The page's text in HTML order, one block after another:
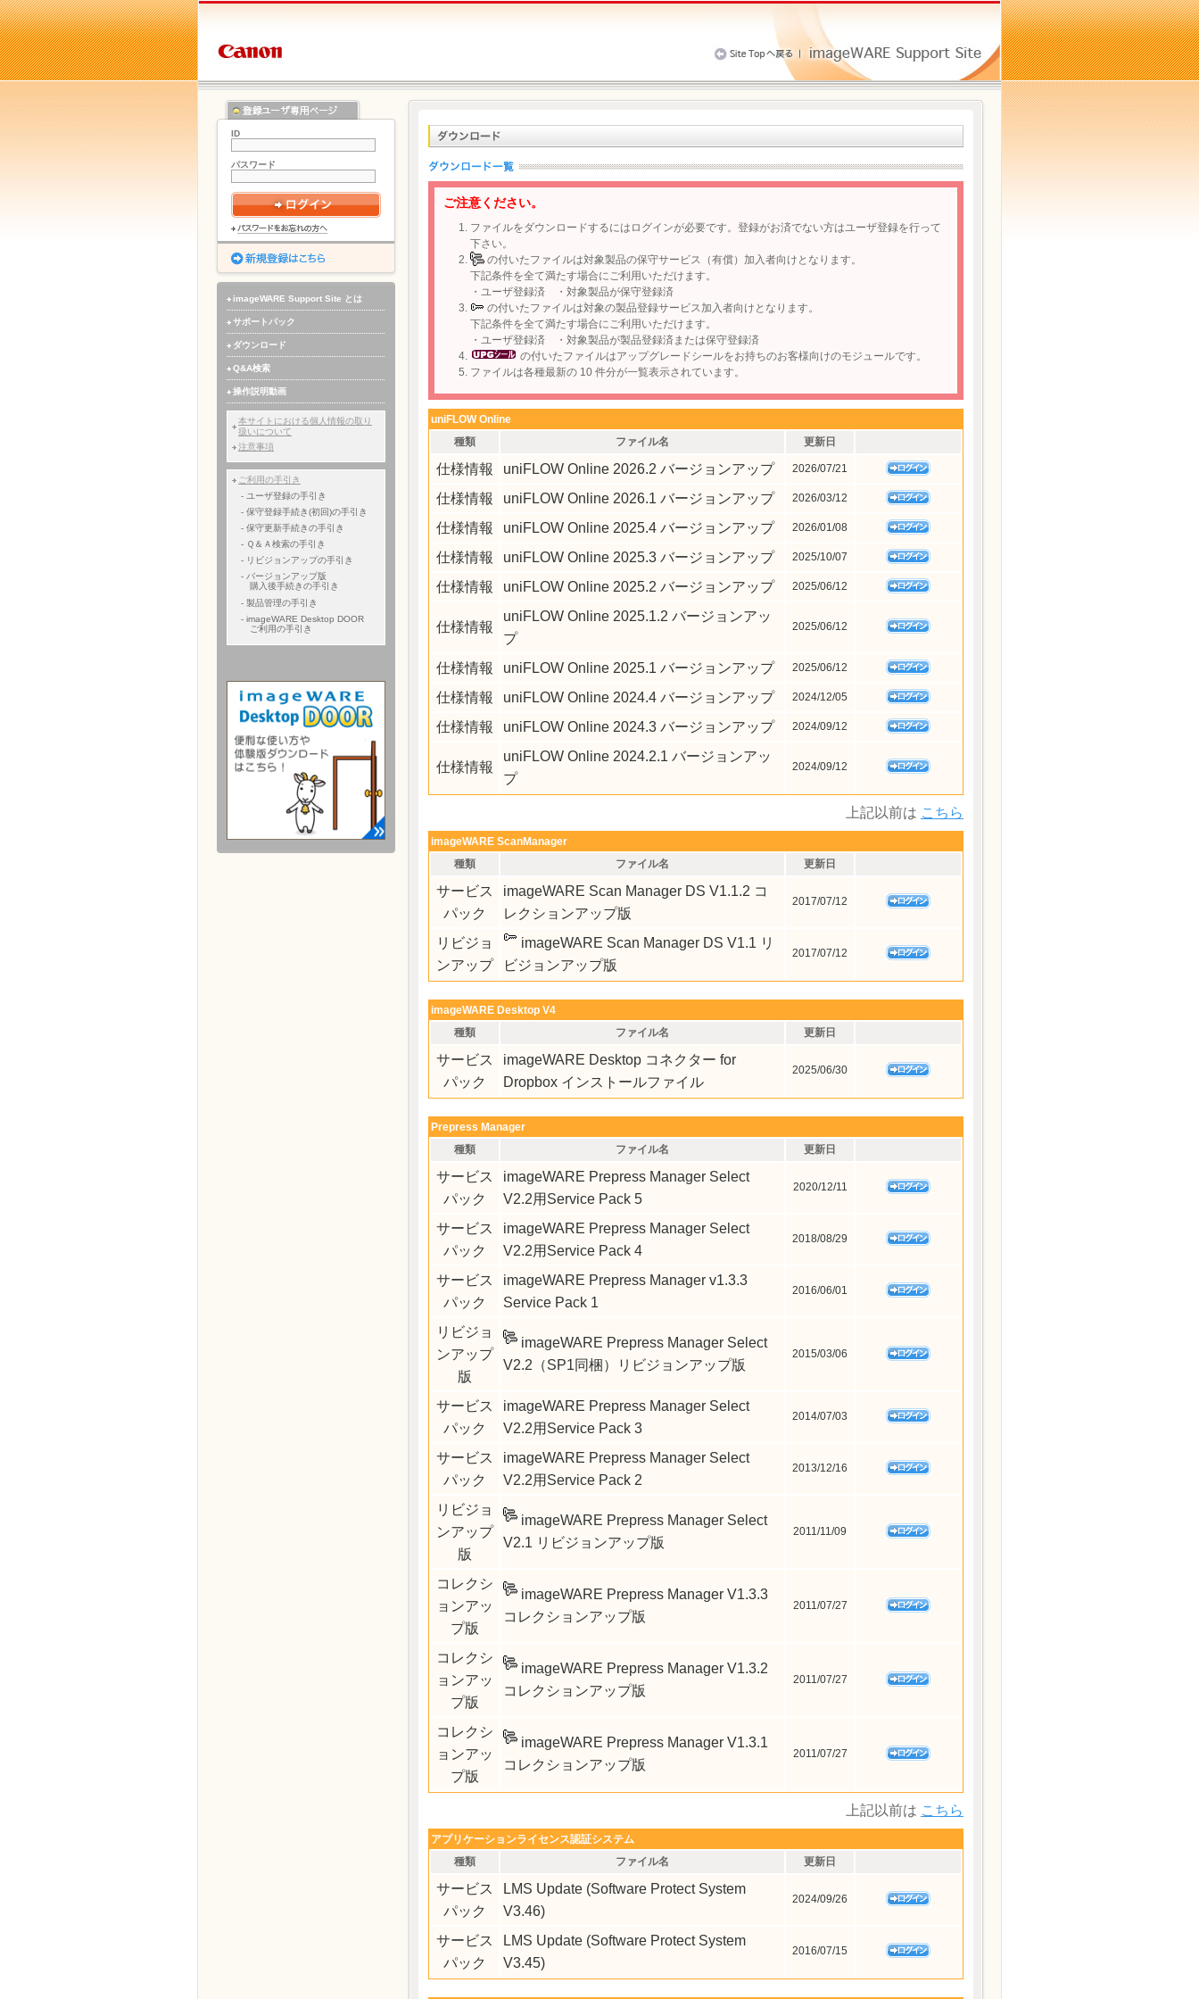
ID
パスワード
imageWARE Support Site とは
サポートパック
ダウンロード
Q&A検索
操作説明動画
本サイトにおける個人情報の取り
扱いについて
注意事項
ご利用の手引き
- ユーザ登録の手引き
- 保守登録手続き(初回)の手引き
- 保守更新手続きの手引き
- Ｑ＆Ａ検索の手引き
- リビジョンアップの手引き
- バージョンアップ版
購入後手続きの手引き
- 製品管理の手引き
- imageWARE Desktop DOOR
ご利用の手引き
ご注意ください。
ファイルをダウンロードするにはログインが必要です。登録がお済でない方はユーザ登録を行って
下さい。
の付いたファイルは対象製品の保守サービス（有償）加入者向けとなります。
下記条件を全て満たす場合にご利用いただけます。
・ユーザ登録済 ・対象製品が保守登録済
の付いたファイルは対象の製品登録サービス加入者向けとなります。
下記条件を全て満たす場合にご利用いただけます。
・ユーザ登録済 ・対象製品が製品登録済または保守登録済
の付いたファイルはアップグレードシールをお持ちのお客様向けのモジュールです。
ファイルは各種最新の 10 件分が一覧表示されています。
uniFLOW Online
種類
ファイル名 更新日
仕様情報 uniFLOW Online 2026.2 バージョンアップ 2026/07/21
仕様情報 uniFLOW Online 2026.1 バージョンアップ 2026/03/12
仕様情報 uniFLOW Online 2025.4 バージョンアップ 2026/01/08
仕様情報 uniFLOW Online 2025.3 バージョンアップ 2025/10/07
仕様情報 uniFLOW Online 2025.2 バージョンアップ 2025/06/12
仕様情報
uniFLOW Online 2025.1.2 バージョンアッ
プ
2025/06/12
仕様情報 uniFLOW Online 2025.1 バージョンアップ 2025/06/12
仕様情報 uniFLOW Online 2024.4 バージョンアップ 2024/12/05
仕様情報 uniFLOW Online 2024.3 バージョンアップ 2024/09/12
仕様情報
uniFLOW Online 2024.2.1 バージョンアッ
プ
2024/09/12
上記以前は こちら
imageWARE ScanManager
種類
ファイル名 更新日
サービス
パック
imageWARE Scan Manager DS V1.1.2 コ
レクションアップ版
2017/07/12
リビジョ
ンアップ
imageWARE Scan Manager DS V1.1 リ
ビジョンアップ版
2017/07/12
imageWARE Desktop V4
種類
ファイル名 更新日
サービス
パック
imageWARE Desktop コネクター for
Dropbox インストールファイル
2025/06/30
Prepress Manager
種類
ファイル名 更新日
サービス
パック
imageWARE Prepress Manager Select
V2.2用Service Pack 5
2020/12/11
サービス
パック
imageWARE Prepress Manager Select
V2.2用Service Pack 4
2018/08/29
サービス
パック
imageWARE Prepress Manager v1.3.3
Service Pack 1
2016/06/01
リビジョ
ンアップ
版
imageWARE Prepress Manager Select
V2.2（SP1同梱）リビジョンアップ版
2015/03/06
サービス
パック
imageWARE Prepress Manager Select
V2.2用Service Pack 3
2014/07/03
サービス
パック
imageWARE Prepress Manager Select
V2.2用Service Pack 2
2013/12/16
リビジョ
ンアップ
版
imageWARE Prepress Manager Select
V2.1 リビジョンアップ版
2011/11/09
コレクシ
ョンアッ
プ版
imageWARE Prepress Manager V1.3.3
コレクションアップ版
2011/07/27
コレクシ
ョンアッ
プ版
imageWARE Prepress Manager V1.3.2
コレクションアップ版
2011/07/27
コレクシ
ョンアッ
プ版
imageWARE Prepress Manager V1.3.1
コレクションアップ版
2011/07/27
上記以前は こちら
アプリケーションライセンス認証システム
種類
ファイル名 更新日
サービス
パック
LMS Update (Software Protect System
V3.46)
2024/09/26
サービス
パック
LMS Update (Software Protect System
V3.45)
2016/07/15